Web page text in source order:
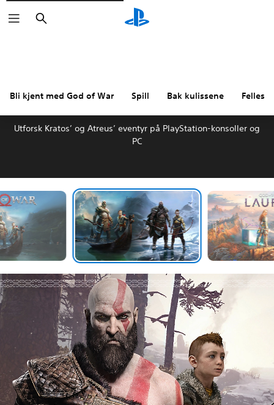
Søk
Bli kjent med God of War Spill Bak kulissene
BLI KJENT MED GOD OF WAR
Utforsk Kratos’ og Atreus’ eventyr på PlayStation-konsoller og
PC